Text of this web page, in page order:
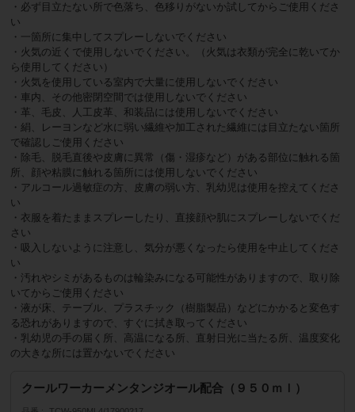
・必ず目立たない所で色落ち、色移りがないか試してからご使用くださ
い
・一箇所に集中してスプレーしないでください
・火気の近くで使用しないでください。（火気は衣類が完全に乾いてか
ら使用してください）
・火気を使用している室内で大量に使用しないでください
・車内、その他密閉空間では使用しないでください
・革、毛皮、人工皮革、和装品には使用しないでください
・絹、レーヨンなど水に弱い繊維や加工された繊維には目立たない箇所
で確認しご使用ください
・除毛、脱毛直後や皮膚に異常（傷・湿疹など）がある部位に触れる箇
所、顔や粘膜に触れる箇所には使用しないでください
・アルコール過敏症の方、皮膚の弱い方、乳幼児は使用を控えてくださ
い
・衣服を着たままスプレーしたり、直接顔や肌にスプレーしないでくだ
さい
・吸入しないように注意し、気分が悪くなったら使用を中止してくださ
い
・汚れやシミがあるものは輪染みになる可能性がありますので、取り除
いてからご使用ください
・液が床、テーブル、プラスチック（樹脂製品）などにかかると変色す
る恐れがありますので、すぐに拭き取ってください
・乳幼児の手の届く所、高温になる所、直射日光に当たる所、温度変化
の大きな所には置かないでください
クールワーカーメンタンジオール配合（９５０ｍｌ）